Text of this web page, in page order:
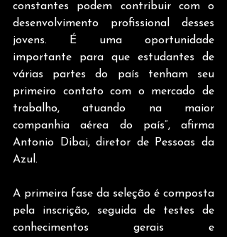
constantes podem contribuir com o
desenvolvimento profissional desses
jovens. É uma oportunidade
importante para que estudantes de
várias partes do país tenham seu
primeiro contato com o mercado de
trabalho, atuando na maior
companhia aérea do país”, afirma
Antonio Dibai, diretor de Pessoas da
Azul.
A primeira fase da seleção é composta
pela inscrição, seguida de testes de
conhecimentos gerais e